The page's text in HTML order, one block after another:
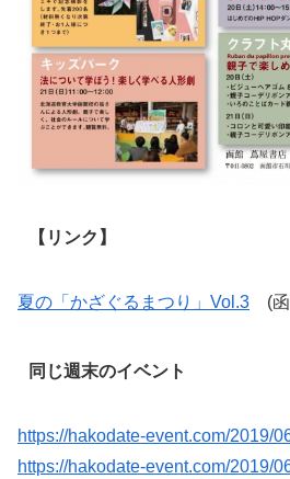
【リンク】
夏の「かざぐるまつり」Vol.3 (函
同じ週末のイベント
https://hakodate-event.com/2019/
https://hakodate-event.com/2019/